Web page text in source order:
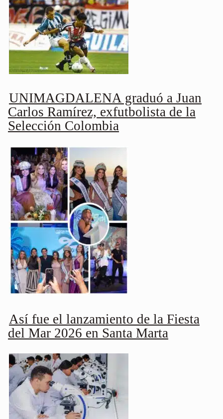
UNIMAGDALENA graduó a Juan
Carlos Ramírez, exfutbolista de la
Selección Colombia
Así fue el lanzamiento de la Fiesta
del Mar 2026 en Santa Marta